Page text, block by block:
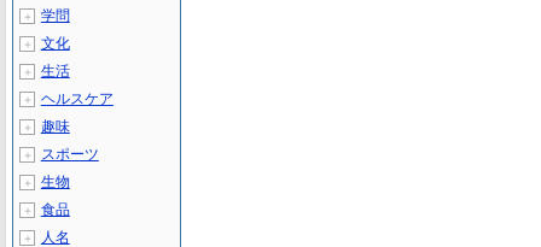
＋ 学問
＋ 文化
＋ 生活
＋ ヘルスケア
＋ 趣味
＋ スポーツ
＋ 生物
＋ 食品
＋ 人名